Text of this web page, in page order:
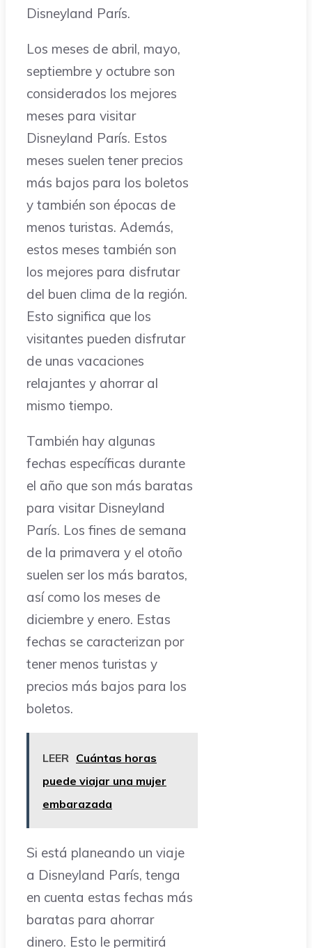
Disneyland París.
Los meses de abril, mayo,
septiembre y octubre son
considerados los mejores
meses para visitar
Disneyland París. Estos
meses suelen tener precios
más bajos para los boletos
y también son épocas de
menos turistas. Además,
estos meses también son
los mejores para disfrutar
del buen clima de la región.
Esto significa que los
visitantes pueden disfrutar
de unas vacaciones
relajantes y ahorrar al
mismo tiempo.
También hay algunas
fechas específicas durante
el año que son más baratas
para visitar Disneyland
París. Los fines de semana
de la primavera y el otoño
suelen ser los más baratos,
así como los meses de
diciembre y enero. Estas
fechas se caracterizan por
tener menos turistas y
precios más bajos para los
boletos.
LEER Cuántas horas
puede viajar una mujer
embarazada
Si está planeando un viaje
a Disneyland París, tenga
en cuenta estas fechas más
baratas para ahorrar
dinero. Esto le permitirá